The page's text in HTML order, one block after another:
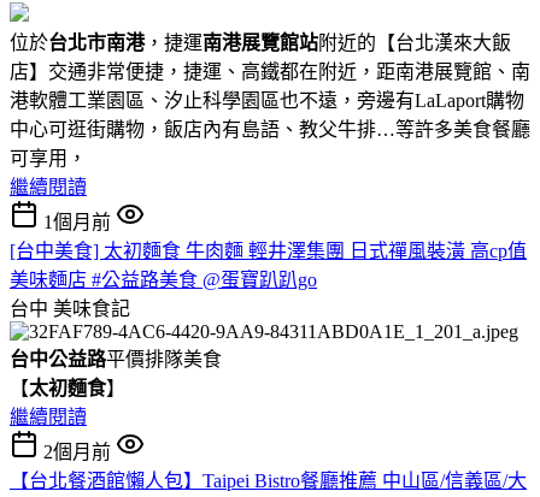
位於台北市南港，捷運南港展覽館站附近的【台北漢來大飯
店】交通非常便捷，捷運、高鐵都在附近，距南港展覽館、南
港軟體工業園區、汐止科學園區也不遠，旁邊有LaLaport購物
中心可逛街購物，飯店內有島語、教父牛排…等許多美食餐廳
可享用，
繼續閱讀
1個月前
[台中美食] 太初麵食 牛肉麵 輕井澤集團 日式禪風裝潢 高cp值
美味麵店 #公益路美食 @蛋寶趴趴go
台中 美味食記
台中公益路平價排隊美食
【太初麵食】
繼續閱讀
2個月前
【台北餐酒館懶人包】Taipei Bistro餐廳推薦 中山區/信義區/大